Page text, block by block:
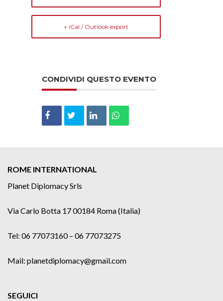
+ iCal / Outlook export
CONDIVIDI QUESTO EVENTO
ROME INTERNATIONAL
Planet Diplomacy Srls
Via Carlo Botta 17 00184 Roma (Italia)
Tel: 06 77073160 – 06 77073275
Mail: planetdiplomacy@gmail.com
SEGUICI